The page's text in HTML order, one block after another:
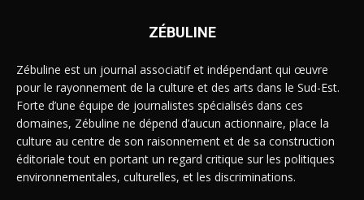
ZÉBULINE
Zébuline est un journal associatif et indépendant qui œuvre
pour le rayonnement de la culture et des arts dans le Sud-Est.
Forte d’une équipe de journalistes spécialisés dans ces
domaines, Zébuline ne dépend d’aucun actionnaire, place la
culture au centre de son raisonnement et de sa construction
éditoriale tout en portant un regard critique sur les politiques
environnementales, culturelles, et les discriminations.